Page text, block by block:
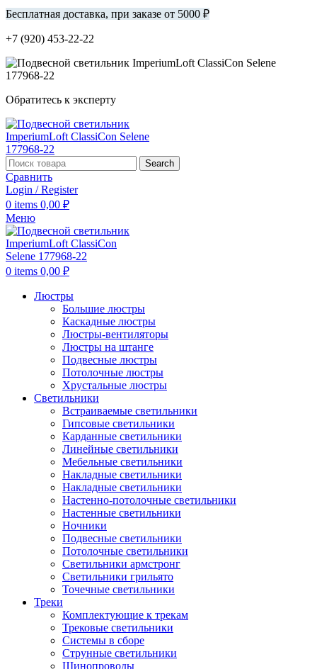
Бесплатная доставка, при заказе от 5000 ₽
+7 (920) 453-22-22
Обратитесь к эксперту
Search
Сравнить
Login / Register
0 items 0,00 ₽
Меню
0 items 0,00 ₽
Люстры
Большие люстры
Каскадные люстры
Люстры-вентиляторы
Люстры на штанге
Подвесные люстры
Потолочные люстры
Хрустальные люстры
Светильники
Встраиваемые светильники
Гипсовые светильники
Карданные светильники
Линейные светильники
Мебельные светильники
Накладные светильники
Накладные светильники
Настенно-потолочные светильники
Настенные светильники
Ночники
Подвесные светильники
Потолочные светильники
Светильники армстронг
Светильники грильято
Точечные светильники
Треки
Комплектующие к трекам
Трековые светильники
Системы в сборе
Струнные светильники
Шинопроводы